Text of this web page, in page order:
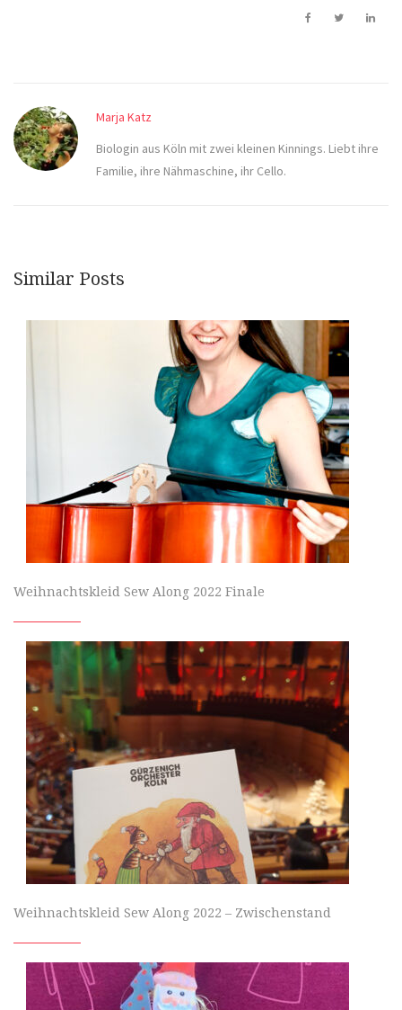
Marja Katz
Biologin aus Köln mit zwei kleinen Kinnings. Liebt ihre
Familie, ihre Nähmaschine, ihr Cello.
Similar Posts
Weihnachtskleid Sew Along 2022 Finale
Weihnachtskleid Sew Along 2022 – Zwischenstand